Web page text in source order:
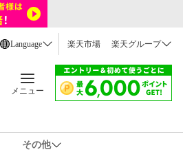
Language 楽天市場 楽天グループ
メニュー
その他